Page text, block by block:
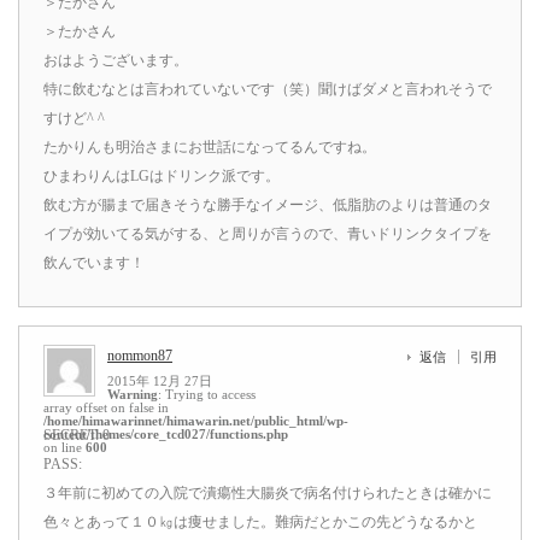
＞たかさん
おはようございます。
特に飲むなとは言われていないです（笑）聞けばダメと言われそうで
すけど^ ^
たかりんも明治さまにお世話になってるんですね。
ひまわりんはLGはドリンク派です。
飲む方が腸まで届きそうな勝手なイメージ、低脂肪のよりは普通のタ
イプが効いてる気がする、と周りが言うので、青いドリンクタイプを
飲んでいます！
nommon87
2015年 12月 27日
Warning: Trying to access
array offset on false in
/home/himawarinnet/himawarin.net/public_html/wp-
content/themes/core_tcd027/functions.php
on line 600
返信 引用
SECRET: 0
PASS:
３年前に初めての入院で潰瘍性大腸炎で病名付けられたときは確かに
色々とあって１０㎏は痩せました。難病だとかこの先どうなるかと